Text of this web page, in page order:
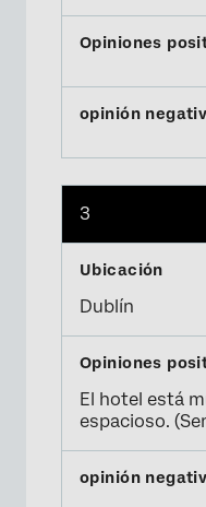
3
Dublín
El hotel está
espacioso.